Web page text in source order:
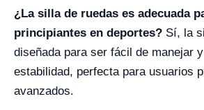
¿La silla de ruedas es adecuada
principiantes en deportes? Sí, la
diseñada para ser fácil de manejar
estabilidad, perfecta para usuarios
avanzados.